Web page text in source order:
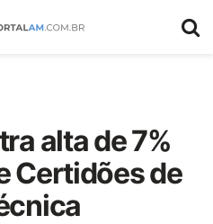
alta de 7%
Certidões de